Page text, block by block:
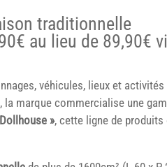
traditionnelle
au lieu de 89,90€
véhicules, lieux et activités
marque commercialise une
», cette ligne de produits